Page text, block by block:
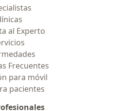
al Experto
Frecuentes
para móvil
pacientes